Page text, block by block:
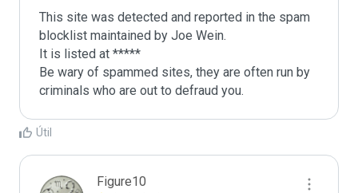
This site was detected and reported in the spam
blocklist maintained by Joe Wein.
It is listed at *****
Be wary of spammed sites, they are often run by
criminals who are out to defraud you.
Útil
Figure10